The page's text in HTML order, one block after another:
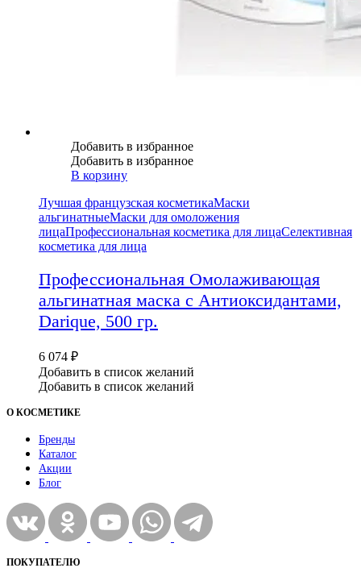
Добавить в избранное
Добавить в избранное
В корзину
Лучшая французская косметикаМаски
альгинатныеМаски для омоложения
лицаПрофессиональная косметика для лицаСелективная
косметика для лица
Профессиональная Омолаживающая
альгинатная маска с Антиоксидантами,
Darique, 500 гр.
6 074 ₽
Добавить в список желаний
Добавить в список желаний
О КОСМЕТИКЕ
Бренды
Каталог
Акции
Блог
ПОКУПАТЕЛЮ